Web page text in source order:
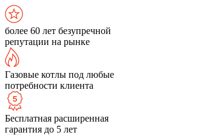
более 60 лет безупречной
репутации на рынке
Газовые котлы под любые
потребности клиента
Бесплатная расширенная
гарантия до 5 лет